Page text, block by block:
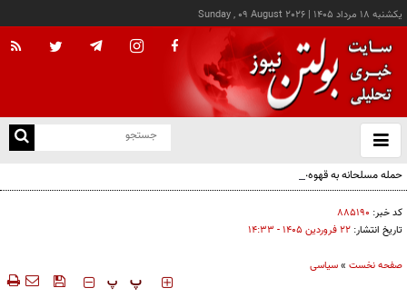
يکشنبه ۱۸ مرداد ۱۴۰۵ |
Sunday , 09 August 2026
باز
و
حمله مسلحانه به قهوه‌خانه‌ای در زاهدان؛ ۲ نفر جان باختند
کد خبر: ۸۸۵۱۹۰
تاریخ انتشار: ۲۲ فروردين ۱۴۰۵ - ۱۴:۳۳
صفحه نخست »سیاسی
‍‍‍ پ پ